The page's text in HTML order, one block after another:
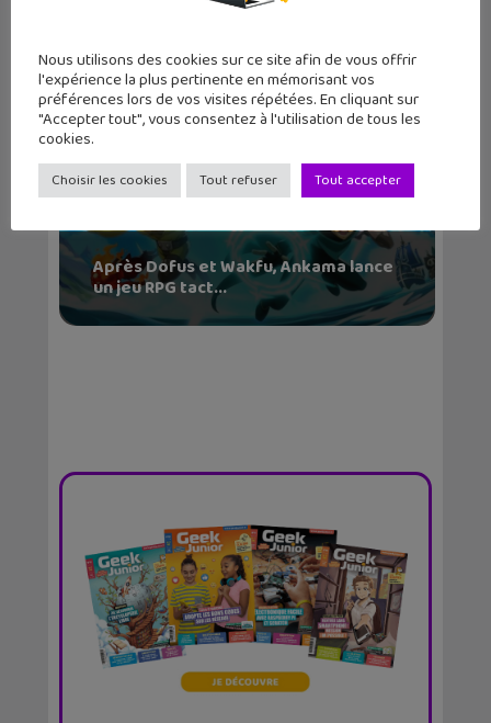
Après Dofus et Wakfu, Ankama lance
un jeu RPG tact...
Nous utilisons des cookies sur ce site afin de vous offrir
l'expérience la plus pertinente en mémorisant vos
préférences lors de vos visites répétées. En cliquant sur
"Accepter tout", vous consentez à l'utilisation de tous les
cookies.
Choisir les cookies Tout refuser Tout accepter